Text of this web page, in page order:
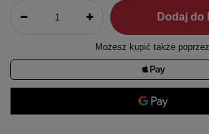
Dodaj do
Możesz kupić także